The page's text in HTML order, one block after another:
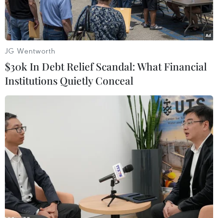
Ngày 27/4, Công an quận Đống Đa (Hà Nội) cho
biết đã ra quyết định khởi tố bị can đối với 4 đối
tượng gồm: Bùi Tấn Hoàng, sinh năm 1999, trú
tại An Thịnh, huyện Văn Yên, Yên Bái và Mai
JG Wentworth
$30k In Debt Relief Scandal: What Financial
Institutions Quietly Conceal